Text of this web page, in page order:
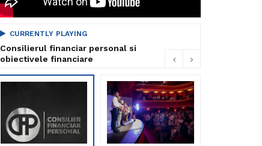
CURRENTLY PLAYING
Consilierul financiar personal si
obiectivele financiare